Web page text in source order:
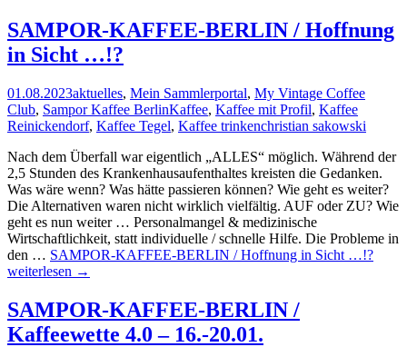
SAMPOR-KAFFEE-BERLIN / Hoffnung
in Sicht …!?
01.08.2023aktuelles, Mein Sammlerportal, My Vintage Coffee
Club, Sampor Kaffee BerlinKaffee, Kaffee mit Profil, Kaffee
Reinickendorf, Kaffee Tegel, Kaffee trinkenchristian sakowski
Nach dem Überfall war eigentlich „ALLES“ möglich. Während der
2,5 Stunden des Krankenhausaufenthaltes kreisten die Gedanken.
Was wäre wenn? Was hätte passieren können? Wie geht es weiter?
Die Alternativen waren nicht wirklich vielfältig. AUF oder ZU? Wie
geht es nun weiter … Personalmangel & medizinische
Wirtschaftlichkeit, statt individuelle / schnelle Hilfe. Die Probleme in
den … SAMPOR-KAFFEE-BERLIN / Hoffnung in Sicht …!?
weiterlesen →
SAMPOR-KAFFEE-BERLIN /
Kaffeewette 4.0 – 16.-20.01.